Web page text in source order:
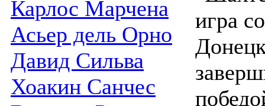
Карлос Марчена
Асьер дель Орно
Давид Сильва
Хоакин Санчес
игра